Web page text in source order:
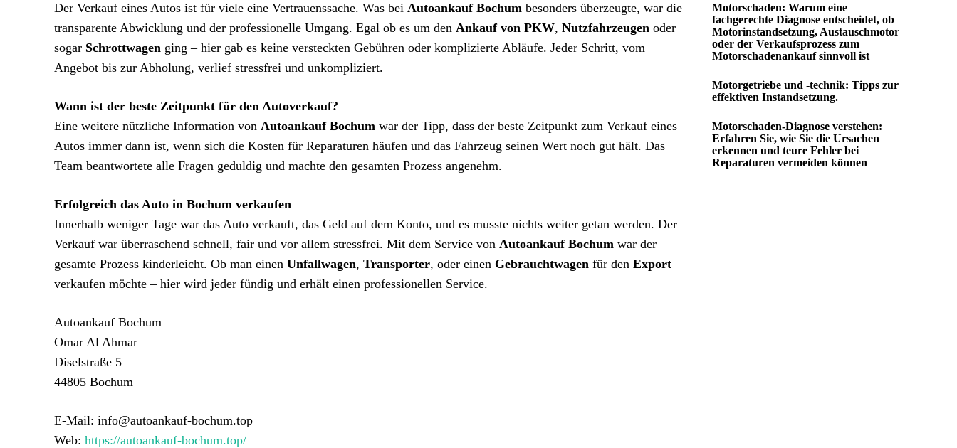
Der Verkauf eines Autos ist für viele eine Vertrauenssache. Was bei Autoankauf Bochum besonders überzeugte, war die
transparente Abwicklung und der professionelle Umgang. Egal ob es um den Ankauf von PKW, Nutzfahrzeugen oder
sogar Schrottwagen ging – hier gab es keine versteckten Gebühren oder komplizierte Abläufe. Jeder Schritt, vom
Angebot bis zur Abholung, verlief stressfrei und unkompliziert.
Wann ist der beste Zeitpunkt für den Autoverkauf?
Eine weitere nützliche Information von Autoankauf Bochum war der Tipp, dass der beste Zeitpunkt zum Verkauf eines
Autos immer dann ist, wenn sich die Kosten für Reparaturen häufen und das Fahrzeug seinen Wert noch gut hält. Das
Team beantwortete alle Fragen geduldig und machte den gesamten Prozess angenehm.
Erfolgreich das Auto in Bochum verkaufen
Innerhalb weniger Tage war das Auto verkauft, das Geld auf dem Konto, und es musste nichts weiter getan werden. Der
Verkauf war überraschend schnell, fair und vor allem stressfrei. Mit dem Service von Autoankauf Bochum war der
gesamte Prozess kinderleicht. Ob man einen Unfallwagen, Transporter, oder einen Gebrauchtwagen für den Export
verkaufen möchte – hier wird jeder fündig und erhält einen professionellen Service.
Autoankauf Bochum
Omar Al Ahmar
Diselstraße 5
44805 Bochum
E-Mail: info@autoankauf-bochum.top
Web: https://autoankauf-bochum.top/
Motorschaden: Warum eine
fachgerechte Diagnose entscheidet, ob
Motorinstandsetzung, Austauschmotor
oder der Verkaufsprozess zum
Motorschadenankauf sinnvoll ist
Motorgetriebe und -technik: Tipps zur
effektiven Instandsetzung.
Motorschaden-Diagnose verstehen:
Erfahren Sie, wie Sie die Ursachen
erkennen und teure Fehler bei
Reparaturen vermeiden können